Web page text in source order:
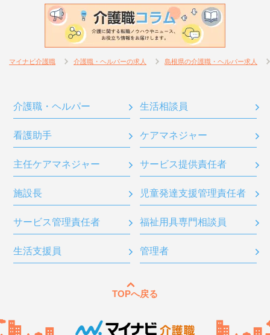
マイナビ介護職 介護職・ヘルパーの求人 島根県の介護職・ヘルパー求人
介護職・ヘルパー 生活相談員
看護助手 ケアマネジャー
主任ケアマネジャー サービス提供責任者
施設長 児童発達支援管理責任者
サービス管理責任者 福祉用具専門相談員
生活支援員 管理者
TOPへ戻る